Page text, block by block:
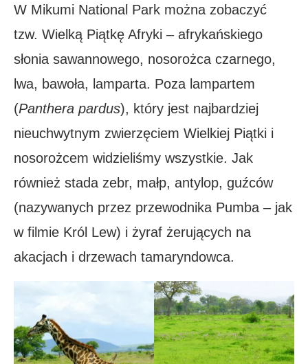
W Mikumi National Park można zobaczyć
tzw. Wielką Piątkę Afryki – afrykańskiego
słonia sawannowego, nosorożca czarnego,
lwa, bawoła, lamparta. Poza lampartem
(Panthera pardus), który jest najbardziej
nieuchwytnym zwierzęciem Wielkiej Piątki i
nosorożcem widzieliśmy wszystkie. Jak
również stada zebr, małp, antylop, guźców
(nazywanych przez przewodnika Pumba – jak
w filmie Król Lew) i żyraf żerujących na
akacjach i drzewach tamaryndowca.